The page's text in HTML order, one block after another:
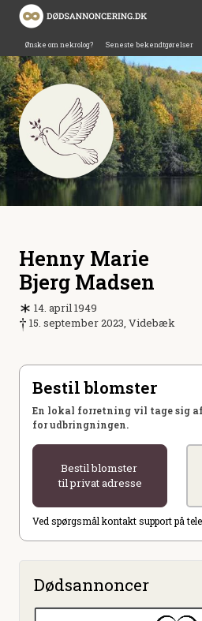
Ønske om nekrolog? Seneste bekendtgørelser
Henny Marie
Bjerg Madsen
14. april 1949
15. september 2023, Videbæk
Bestil blomster
En lokal forretning vil tage sig
for udbringningen.
Bestil blomster
til privat adresse
Ved spørgsmål kontakt support på
Dødsannoncer